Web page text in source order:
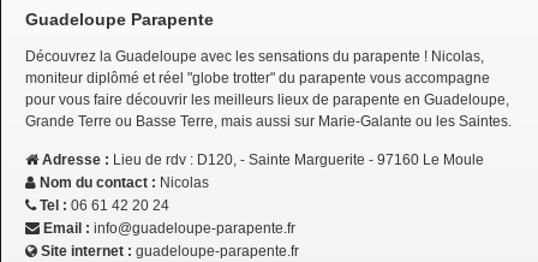
Guadeloupe Parapente
Découvrez la Guadeloupe avec les sensations du parapente ! Nicolas,
moniteur diplômé et réel "globe trotter" du parapente vous accompagne
pour vous faire découvrir les meilleurs lieux de parapente en Guadeloupe,
Grande Terre ou Basse Terre, mais aussi sur Marie-Galante ou les Saintes.
Adresse : Lieu de rdv : D120, - Sainte Marguerite - 97160 Le Moule
Nom du contact : Nicolas
Tel : 06 61 42 20 24
Email : info@guadeloupe-parapente.fr
Site internet : guadeloupe-parapente.fr